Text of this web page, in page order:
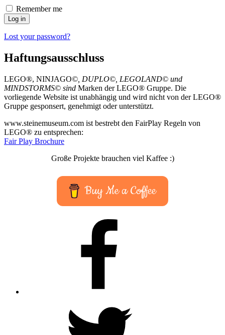
Remember me
Log in
Lost your password?
Haftungsausschluss
LEGO®, NINJAGO©, DUPLO©, LEGOLAND© und
MINDSTORMS© sind Marken der LEGO® Gruppe. Die
vorliegende Website ist unabhängig und wird nicht von der LEGO®
Gruppe gesponsert, genehmigt oder unterstützt.
www.steinemuseum.com ist bestrebt den FairPlay Regeln von
LEGO® zu entsprechen:
Fair Play Brochure
Große Projekte brauchen viel Kaffee :)
Buy Me a Coffee